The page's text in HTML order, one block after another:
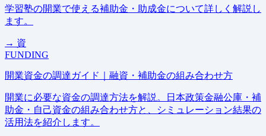
学習塾の開業で使える補助金・助成金について詳しく解説し
ます。
→ 資
FUNDING
開業資金の調達ガイド｜融資・補助金の組み合わせ方
開業に必要な資金の調達方法を解説。日本政策金融公庫・補
助金・自己資金の組み合わせ方と、シミュレーション結果の
活用法を紹介します。